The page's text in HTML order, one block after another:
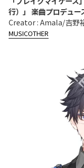
行）」 楽曲プロデュー
Creator : Amala/吉野
MUSICOTHER